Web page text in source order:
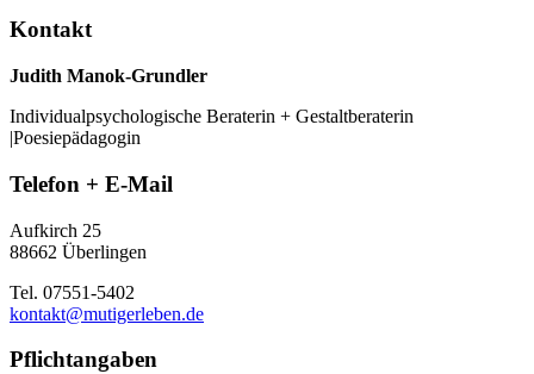
Kontakt
Judith Manok-Grundler
Individualpsychologische Beraterin + Gestaltberaterin
|Poesiepädagogin
Telefon + E-Mail
Aufkirch 25
88662 Überlingen
Tel. 07551-5402
kontakt@mutigerleben.de
Pflichtangaben